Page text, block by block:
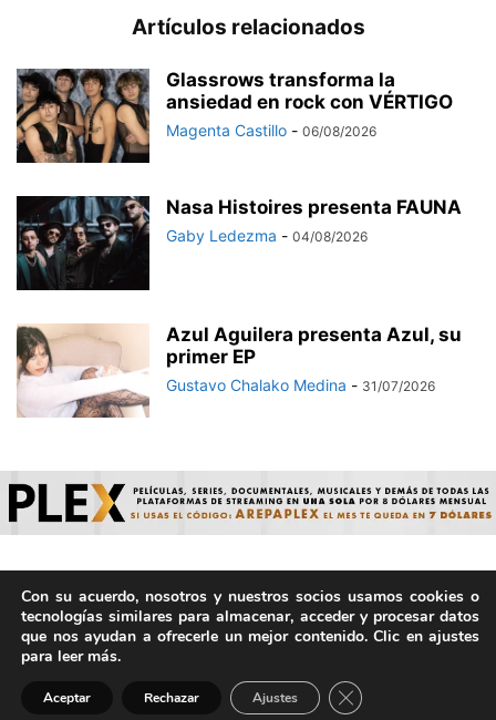
Artículos relacionados
Glassrows transforma la
ansiedad en rock con VÉRTIGO
Magenta Castillo - 06/08/2026
Nasa Histoires presenta FAUNA
Gaby Ledezma - 04/08/2026
Azul Aguilera presenta Azul, su
primer EP
Gustavo Chalako Medina - 31/07/2026
© ArepaVolatil.Com 2021-2025 - Hecho por humanos, no por
IA. | Todos los derechos reservados.
Con su acuerdo, nosotros y nuestros socios usamos cookies o
tecnologías similares para almacenar, acceder y procesar datos
que nos ayudan a ofrecerle un mejor contenido. Clic en ajustes
para leer más.
Aceptar Rechazar Ajustes Cerrar el banner de